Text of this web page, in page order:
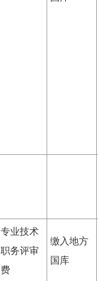
专业技术
职务评审
费
缴入地方
国库